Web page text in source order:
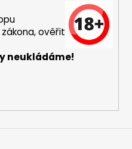
ověřit
neukládáme!